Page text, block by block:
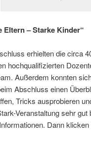
Eltern – Starke Kinder“
erhielten die circa
hochqualifizierten
Außerdem konnten
Abschluss einen
Tricks ausprobieren
Veranstaltung sehr
Dann klicken